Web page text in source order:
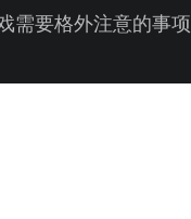
需要格外注意的事项